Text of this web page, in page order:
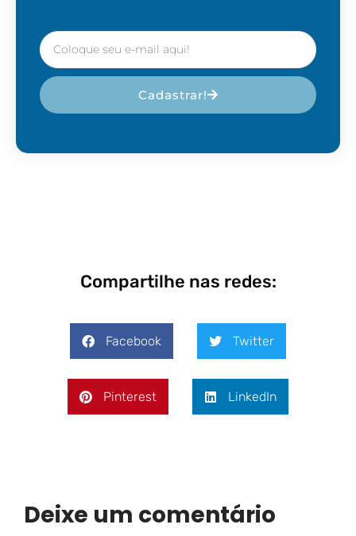
Cadastrar!
Compartilhe nas redes:
Facebook Twitter
Pinterest LinkedIn
Deixe um comentário